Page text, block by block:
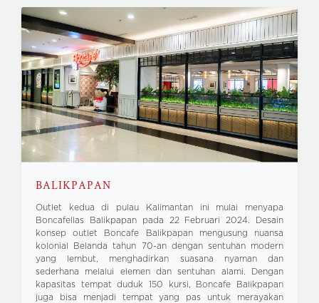
BALIKPAPAN
Outlet kedua di pulau Kalimantan ini mulai menyapa
Boncafellas Balikpapan pada 22 Februari 2024. Desain
konsep outlet Boncafe Balikpapan mengusung nuansa
kolonial Belanda tahun 70-an dengan sentuhan modern
yang lembut, menghadirkan suasana nyaman dan
sederhana melalui elemen dan sentuhan alami. Dengan
kapasitas tempat duduk 150 kursi, Boncafe Balikpapan
juga bisa menjadi tempat yang pas untuk merayakan